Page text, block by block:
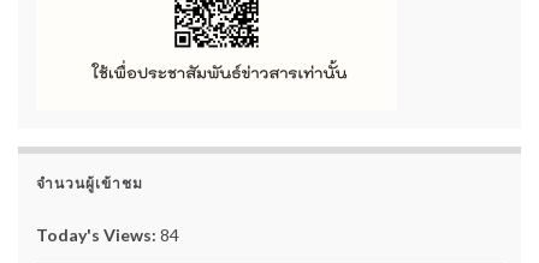
จำนวนผู้เข้าชม
Today's Views: 84